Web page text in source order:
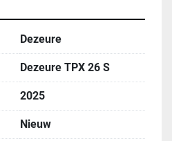
te bedienen met handpomp
afgeleverd worden
Dezeure
Dezeure TPX 26 S
2025
Nieuw